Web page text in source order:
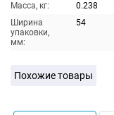
Масса, кг:
0.238
Ширина
упаковки,
мм:
54
Похожие товары